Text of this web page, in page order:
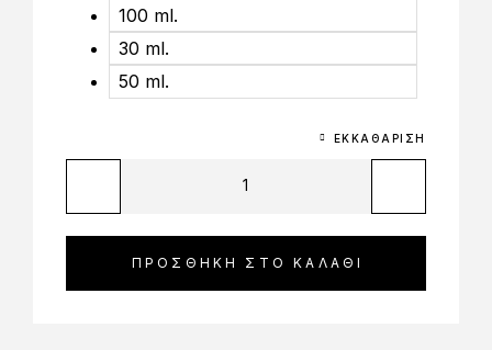
100 ml.
30 ml.
50 ml.
ΕΚΚΑΘΆΡΙΣΗ
ΠΡΟΣΘΉΚΗ ΣΤΟ ΚΑΛΆΘΙ